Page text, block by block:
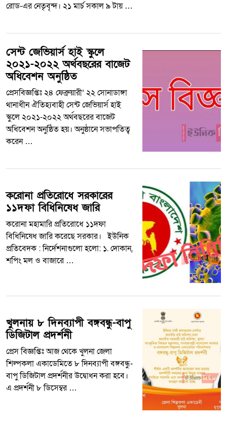
রোড-এর নেতৃবৃন্দ। ২১ মার্চ সকাল ৯ টায় …
সেন্ট জেভিয়ার্স হাই স্কুলে
২০২১-২০২২ অর্থবছরের বাজেট
অধিবেশন অনুষ্ঠিত
প্রেসবিজ্ঞপ্তিঃ ২৪ ফেব্রুয়ারী’ ২২ সোনাডাঙ্গা
থানাধীন ঐতিহ্যবাহী সেন্ট জেভিয়ার্স হাই
স্কুলে ২০২১-২০২২ অর্থবছরের বাজেট
অধিবেশন অনুষ্ঠিত হয়। অনুষ্ঠানে সভাপতিত্ব
করেন …
করোনা প্রতিরোধে সরকারের
১১দফা বিধিনিষেধ জারি
করোনা মহামারি প্রতিরোধে ১১দফা
বিধিনিষেধ জারি করেছে সরকার। ইউনিক
প্রতিবেদক : নির্দেশনাগুলো হলো: ১. দোকান,
শপিং মল ও বাজারে …
খুলনায় ৮ দিনব্যাপী বঙ্গবন্ধু-বাপু
ডিজিটাল প্রদর্শনী
প্রেস বিজ্ঞপ্তিঃ আজ থেকে খুলনা জেলা
শিল্পকলা একাডেমিতে ৮ দিনব্যাপী বঙ্গবন্ধু-
বাপু ডিজিটাল প্রদর্শনীর উদ্বোধন করা হবে।
এ প্রদর্শনী ৮ ডিসেম্বর …